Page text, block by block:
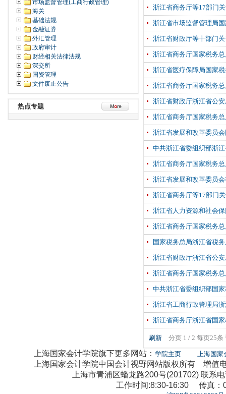
市场监督管理(工商行政管理)
海关
基础法规
金融证券
外汇管理
政府审计
财经相关法律法规
深交所
国资管理
文件废止公告
热点专题
浙江省商务厅等17部门
浙江省市场监督管理局
浙江省财政厅等十部门
浙江省商务厅国家税务
浙江省医疗保障局国家
浙江省商务厅国家税务
浙江省财政厅浙江省公
浙江省商务厅国家税务
浙江省发展和改革委员
中共浙江省委组织部浙
浙江省商务厅国家税务
浙江省发展和改革委员
浙江省商务厅等17部门
浙江省人力资源和社会
浙江省商务厅国家税务
国家税务总局浙江省税
浙江省财政厅浙江省公
浙江省商务厅国家税务
中共浙江省委组织部国
浙江省工商行政管理局
浙江省商务厅浙江省国
刷新 分页 1 / 2 每页25条
上海国家会计学院旗下更多网站： 学院主页 上海国家
上海国家会计学院中国会计视野网站版权所有 增值
上海市青浦区蟠龙路200号(201702) 联系
工作时间:8:30-16:30 传真：